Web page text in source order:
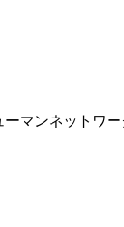
マンネットワ